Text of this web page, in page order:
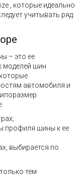
, которые идеально
учитывать ряд
– это ее
моделей шин
автомобиля и
профиля шины к ее
выбирается по
тем